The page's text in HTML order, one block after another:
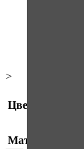
>
Цвет
Материал